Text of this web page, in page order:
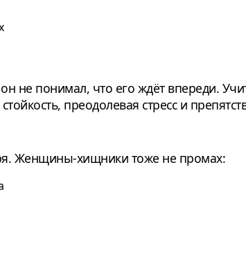
не понимал, что его ждёт впереди.
преодолевая стресс и
Женщины-хищники тоже не промах: